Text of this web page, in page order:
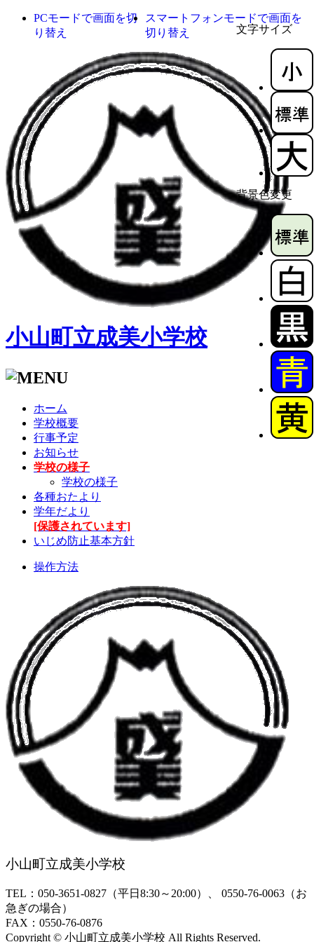
文字サイズ
背景色変更
PCモードで画面を切
り替え
スマートフォンモードで画面を
切り替え
小山町立成美小学校
ホーム
学校概要
行事予定
お知らせ
学校の様子
学校の様子
各種おたより
学年だより
[保護されています]
いじめ防止基本方針
操作方法
小山町立成美小学校
TEL：050-3651-0827（平日8:30～20:00）、 0550-76-0063（お
急ぎの場合）
FAX：0550-76-0876
Copyright © 小山町立成美小学校 All Rights Reserved.